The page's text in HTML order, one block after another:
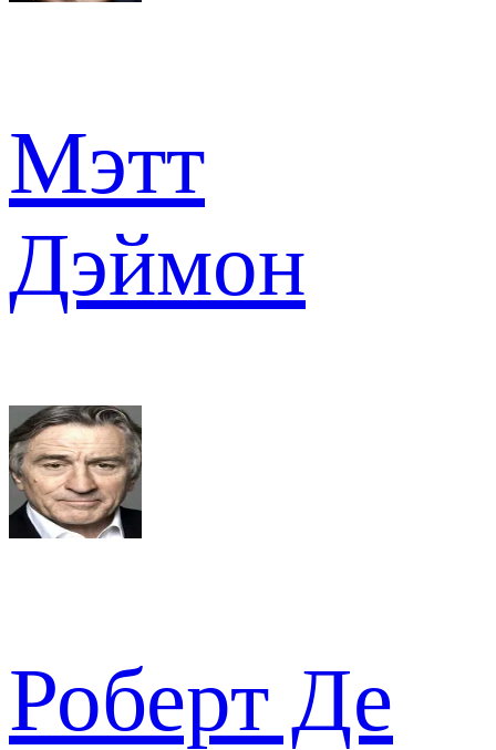
Мэтт
Дэймон
Роберт Де